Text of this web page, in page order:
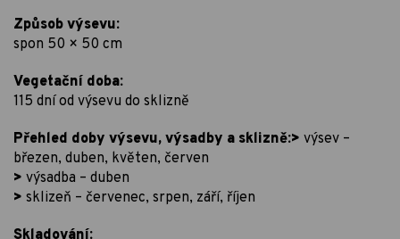
Způsob výsevu:
spon 50 × 50 cm
Vegetační doba:
115 dní od výsevu do sklizně
Přehled doby výsevu, výsadby a sklizně:> výsev –
březen, duben, květen, červen
> výsadba – duben
> sklizeň – červenec, srpen, září, říjen